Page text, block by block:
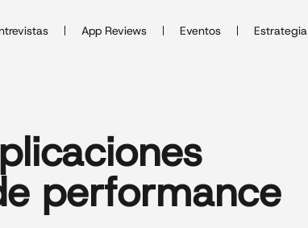
App Reviews Eventos Estrategia
performance